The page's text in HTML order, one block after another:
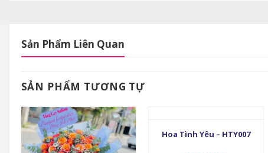
Sản Phẩm Liên Quan
SẢN PHẨM TƯƠNG TỰ
Hoa Tình Yêu – HTY007